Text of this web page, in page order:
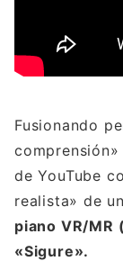
Fusionando
de YouTube
realista» de
piano VR/MR
«Sigure».